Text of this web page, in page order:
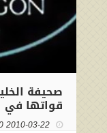
صحيفة
قواتها في
2010-03-22 00:00:00